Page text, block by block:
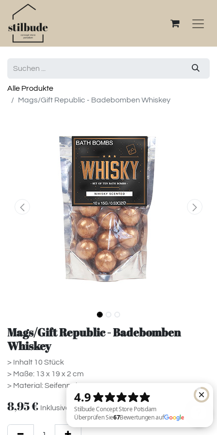
Alle Produkte
Mags/Gift Republic - Badebomben Whiskey
Mags/Gift Republic - Badebomben
Whiskey
> Inhalt 10 Stück
> Maße: 13 x 19 x 2 cm
> Material: Seifenpulver
8,95€ Inklusive MwSt.